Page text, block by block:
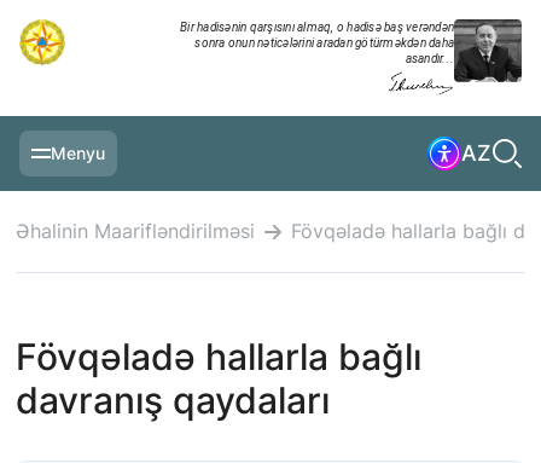
Bir hadisənin qarşısını almaq, o hadisə baş verəndən
sonra onun nəticələrini aradan götürməkdən daha
asandır...
Menyu AZ
TƏDBIRLƏR
MULTİMEDİA
Əhalinin Maarifləndirilməsi Fövqəladə hallarla bağlı
Fövqəladə hallarla bağlı
davranış qaydaları